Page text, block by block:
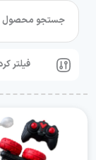
جستجو محصول
فیلتر